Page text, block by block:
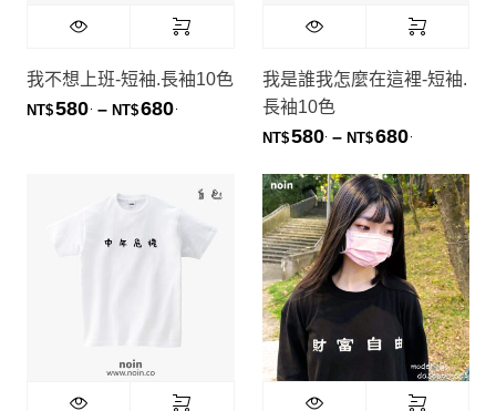
我不想上班-短袖.長袖10色
NT$580 – NT$680價格範圍：NT$580. 到 NT$680.
我是誰我怎麼在這裡-短袖.
長袖10色
NT$580 – NT$680